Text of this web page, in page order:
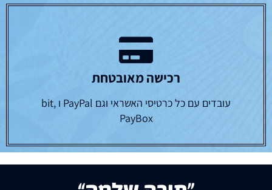
רכישה מאובטחת
עובדים עם כל כרטיסי האשראי וגם PayPal ו bit,
PayBox